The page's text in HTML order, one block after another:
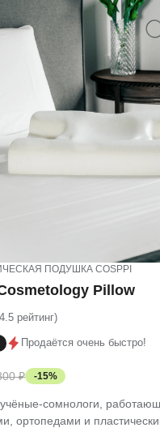
ПОДУШКА COSPPI
Pillow
рейтинг)
Продаётся очень быстро!
₽ -15%
сомнологи,
ортопедами и